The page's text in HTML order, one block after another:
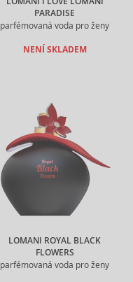
PARADISE
parfémovaná voda pro ženy
NENÍ SKLADEM
LOMANI ROYAL BLACK
FLOWERS
parfémovaná voda pro ženy